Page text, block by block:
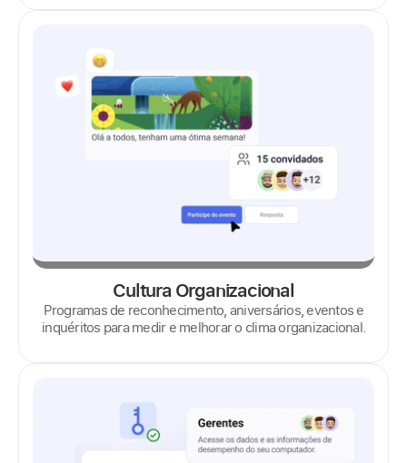
Cultura Organizacional
Programas de reconhecimento, aniversários, eventos e
inquéritos para medir e melhorar o clima organizacional.